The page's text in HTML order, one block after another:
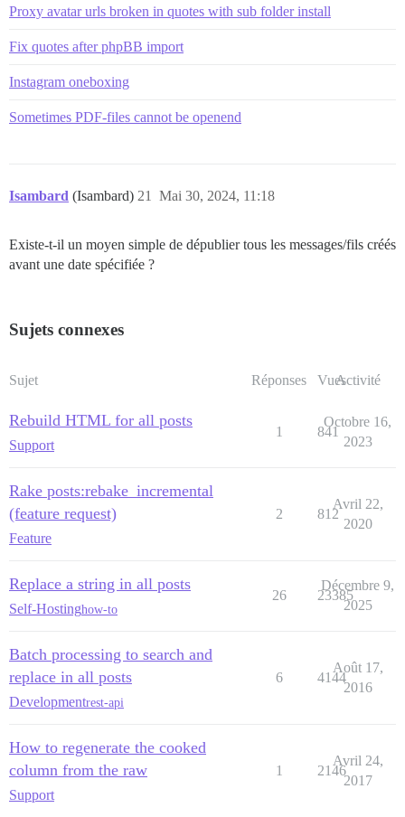
Proxy avatar urls broken in quotes with sub folder install
Fix quotes after phpBB import
Instagram oneboxing
Sometimes PDF-files cannot be openend
Isambard (Isambard) Mai 30, 2024, 11:18
21
Existe-t-il un moyen simple de dépublier tous les messages/fils créés
avant une date spécifiée ?
Sujets connexes
Sujet Réponses VuesActivité
Rebuild HTML for all posts
Support
1 841
Octobre 16,
2023
Rake posts:rebake_incremental
(feature request)
Feature
2 812
Avril 22,
2020
Replace a string in all posts
Self-Hostinghow-to
26 23385
Décembre 9,
2025
Batch processing to search and
replace in all posts
Developmentrest-api
6 4144
Août 17,
2016
How to regenerate the cooked
column from the raw
Support
1 2146
Avril 24,
2017